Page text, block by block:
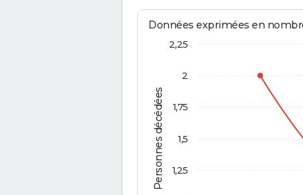
Personnes décédées
Données exprimées en
1,25
1,5
1,75
2
2,25